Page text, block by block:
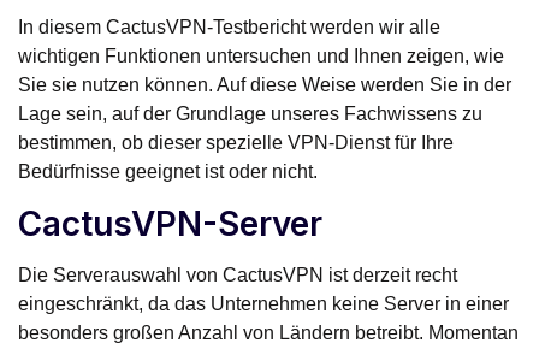
In diesem CactusVPN-Testbericht werden wir alle
wichtigen Funktionen untersuchen und Ihnen zeigen, wie
Sie sie nutzen können. Auf diese Weise werden Sie in der
Lage sein, auf der Grundlage unseres Fachwissens zu
bestimmen, ob dieser spezielle VPN-Dienst für Ihre
Bedürfnisse geeignet ist oder nicht.
CactusVPN-Server
Die Serverauswahl von CactusVPN ist derzeit recht
eingeschränkt, da das Unternehmen keine Server in einer
besonders großen Anzahl von Ländern betreibt. Momentan